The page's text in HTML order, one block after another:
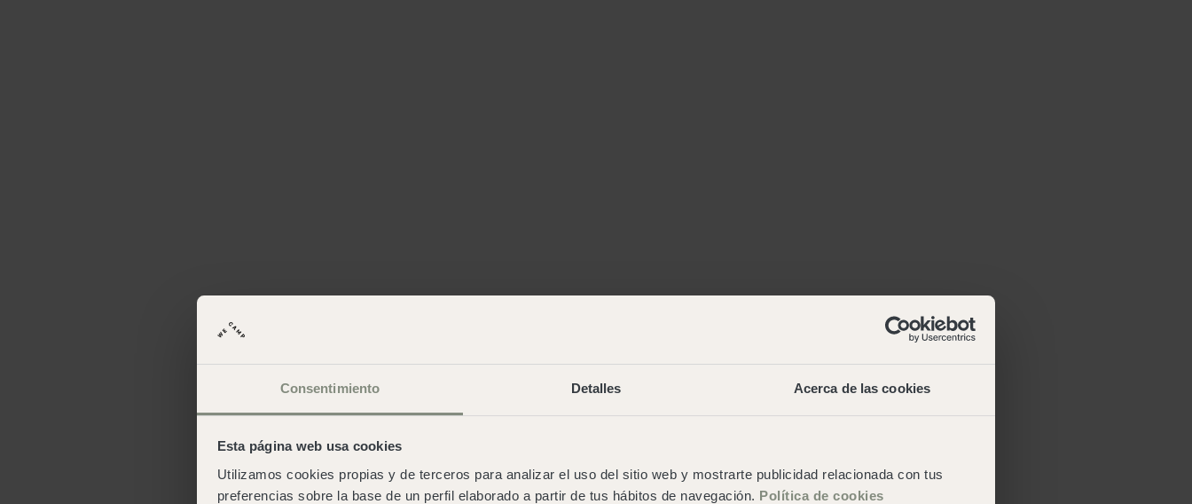
Consentimiento Detalles Acerca de las cookies
Esta página web usa cookies
Utilizamos cookies propias y de terceros para analizar el uso del sitio web y mostrarte publicidad relacionada con tus
preferencias sobre la base de un perfil elaborado a partir de tus hábitos de navegación. Política de cookies